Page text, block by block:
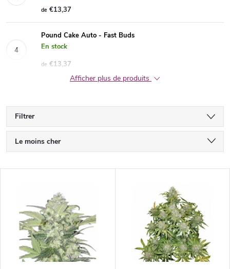
de €13,37
Pound Cake Auto - Fast Buds
En stock
de €13,37
Afficher plus de produits
Filtrer
T
r
Le moins cher
Alphabétiquement